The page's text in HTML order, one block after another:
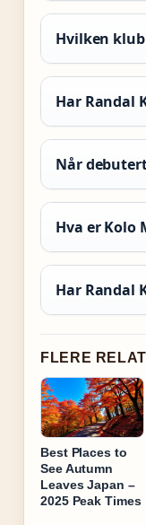
Hvilken
Har Randal
Når
Hva er Kolo
Har Randal
FLERE
Best Places to
See Autumn
Leaves Japan –
2025 Peak Times